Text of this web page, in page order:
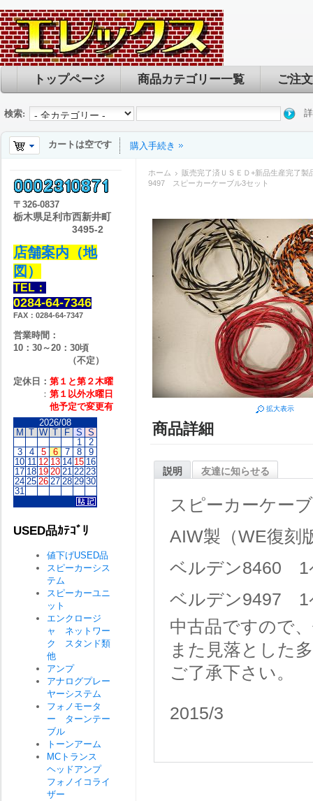
トップページ 商品カテゴリー一覧 ご注
検索:
カートは空です 購入手続き
ホーム
販売完了済ＵＳＥＤ+新品生産完了製
9497 スピーカーケーブル3セット
拡大表示
商品詳細
説明 友達に知らせる
スピーカーケー
AIW製（WE復刻
ベルデン8460 1
ベルデン9497 1
中古品ですので
また見落とした
ご了承下さい。
2015/3
〒 326-0837
栃木県足利市西新井町
3495-2
店舗案内（地
図）
TEL：
0284-64-7346
FAX：0284-64-7347
営業時間：
10：30～20：30頃
（不定）
定休日： 第１と第２木曜
： 第１以外水曜日
他予定で変更有
2026/08
M T W T F S S
1
2
3
4 5 6 7 8
9
10 11 12 13 14 15 16
17 18 19 20 21 22 23
24 25 26 27 28 29 30
31
USED品ｶﾃｺﾞﾘ
値下げUSED品
スピーカーシス
テム
スピーカーユニ
ット
エンクロージ
ャ ネットワー
ク スタンド類
他
アンプ
アナログプレー
ヤーシステム
フォノモータ
ー ターンテー
ブル
トーンアーム
MCトランス
ヘッドアンプ
フォノイコライ
ザー